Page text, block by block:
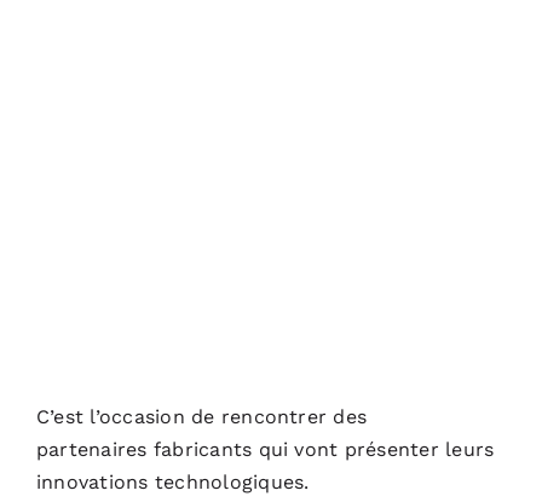
C’est l’occasion de rencontrer des
partenaires fabricants qui vont présenter leurs
innovations technologiques.